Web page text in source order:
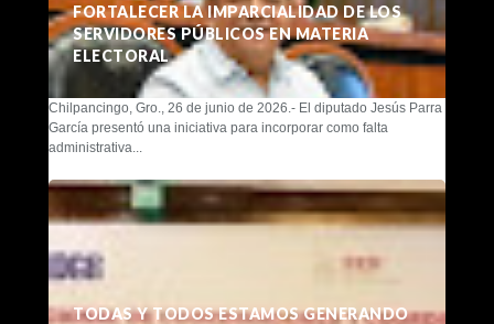
FORTALECER LA IMPARCIALIDAD DE LOS
SERVIDORES PÚBLICOS EN MATERIA
ELECTORAL
Chilpancingo, Gro., 26 de junio de 2026.- El diputado Jesús Parra
García presentó una iniciativa para incorporar como falta
administrativa...
TODAS Y TODOS ESTAMOS GENERANDO